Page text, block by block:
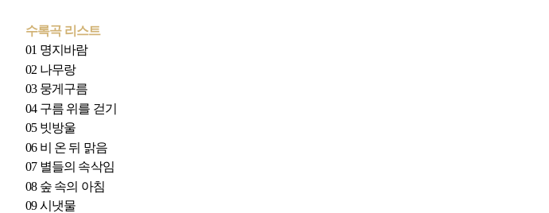
수록곡 리스트
01 명지바람
02 나무랑
03 뭉게구름
04 구름 위를 걷기
05 빗방울
06 비 온 뒤 맑음
07 별들의 속삭임
08 숲 속의 아침
09시냇물